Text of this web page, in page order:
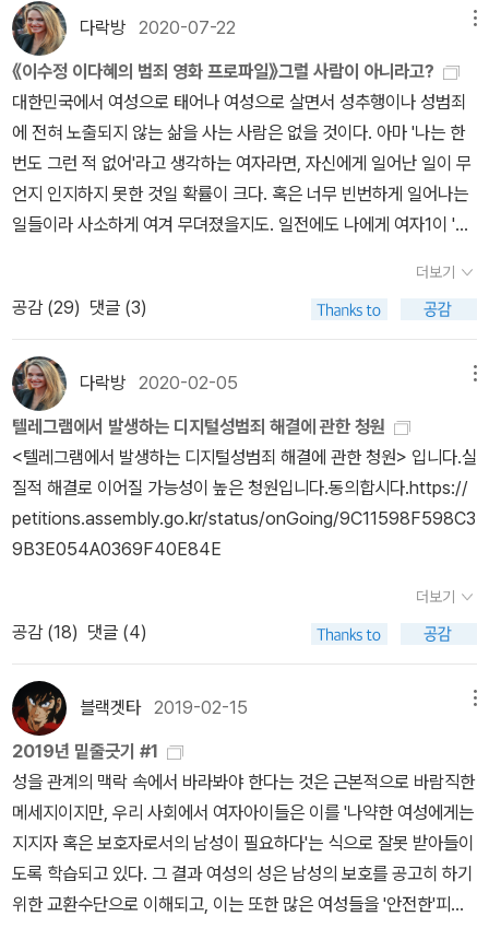
고민하는 거야?' 라고 물어보셨어요. 저는 그냥 '응'이라고 짧게 대답
했죠. 그러자 엄마가 어떤 일이 있었는지 알려달라고 해서 설명을 해
드렸어요.이후 로리의 어머니는 데이트 강간에 관해 다룬 기사를 로
리에게 주면서 읽어보기를 권했고, 로리는 '그 기사를 읽고 나서야 데
이트 강간에 대해, 그리고 나에게 어떤 일이 일어났는가에 대해 이해
하게 됐다'고 말했다. (p.192-193)어떤 부모는 강간 피해로 자식을
잃었는데, 그 사건을 통해 성범죄를 예방하는 캠페인도 했다. 자식을
다면서 액션을 취하는 것은 얼마나 대단한 일인가. 이렇게 다른 사람
을 생각하는 사람들을 마주한다는 것은 늘 벅찰 정도로 감동적이다.1
986년, 레이 대학교에 다니고 있던 진 앤은 자신의 기숙사 방에서 같
은 학교 친구에 의해 강간 및 살해를 당했다. 졸지에 딸을 잃은 하워
드, 콘스탄스 클레리 부부(펜실베니아 브린마워 거주)는 그 사건의 영
향으로 '안전 관련 질의서'를 만들어, 자녀가 진학을 고려하는 대학 당
국에 부모들이 그것을 보내도록 하는 캠페인을 벌였다. (p.276-27
7)우리, 부디 살아있자.앞서 피해를 예방하기 위한 많은 지침과 방법
들을 제시했지만, 그럼에도 막상 위험 상황에 처했을 때 당신이 가해
자를 이기거나 그의 통제로부터 탈출하기란 매우 어려울 수 있다.그
럴 때는 가해자와 타협하는 것이 당신이 할 수 있는 유일한, 그리고 가
할 일이 아니라는 것도 당신은 알아야 한다. 강간하겠다는 협박은 생
존을 위협하는 것이기에, 그에 항복하는 것은 일종의 생존 전략이다.
더욱이 가해자가 완력을 써서 당신이 성관계에 동의하도록 만들었다
면, 그것은 진정한 의미의 동의가 아니다. 어떤 형태의 폭력이나 강요
도 없이, 서로 자유롭게 합의하여 공동으로 내린 결정에 의해 성사된
것만을 동의하에 이루어진 성관계로 볼 수 있기 때문이다. 그러니 그
가 당신을 강간하도록 '내버려두었다'고 스스로를 질책하지 말라. 피
해자로서 당신이 유일하게 책임져야 할 것은 당신 자신뿐이다. 당신
이 강간당했음을 증명하기 위해 부상을 입거나 죽을 필요는 없다. 그
경우가 많다는 것이다. 그러니 '강간'이라는 생각을 할 수 없는 상황.
신고가 되는 경우가 1/5도 채 안된다고 하니, 얼마나 많은 알고 있는
사람에 의한 강간이 일어나고 있는지... 이 사례들이 미국의, 그것도 1
7년 전의 미국 사례라고 우리가 안십해도 될까? 그렇지 않을 것이란
생각이 든다. 왜냐하면 우리는 미국보다 성에 관해서는 더 보수적이
기 때문이다. 성에 관해 상당히 개방적인 미국에서도 이렇게 알고 있
는 사람에 의한 강간이 많이 일어나고, 일어나는 빈도에 비해 신고 건
수는 적고, 처벌 건수는 더욱 적은데... 우리는 이런 사건이 일어나면
'네가 처신을 잘못해서 그래'라고 하는 경우가 더 많은 나라니... 알려
지지 않은 사건이 얼마나 많을지 두려워진다. 특히 조금 권력이 있단
데... (그많은 유명인들의 성추행 사건 보도들을 보라. 이들은 잠깐의
실수라고 하거나, 기억이 안난다고 하거나, 잘못한 게 없다고 한다. 피
해자가 받을 고통은 생각도 하지 않는다. 언론도 마찬가지로 흥미 위
주로 기사를 쓰지. 피해자의 인권은, 감정은 그다지 고려하지 않는다.
이것이 피해자들이 신고를 꺼리는 이유가 되기도 한다) 어떤 통계에
서는 우리나라에서 성경험을 한 청소년들은 약 4%정도라고 하고, 이
들의 첫 성경험 평균 나이가 15세 전후라고 나와 있는데, 우리나라 나
1학년이다. 이들의 성경험이 과연 모두 합의에 의한 성관계일까? 아
닐 수도 있다는 생각이 든다. 그들에게도 이렇게 그것이 '강간 또는 성
폭행'이라는 생각없이 그냥 어쩔 수 없는 일, 일어날 수 있는 일, 또는
자신이 잘못해서, 유혹해서 생긴 일이라는 인식으로 그냥 넘어가는
경우가 많지 않았을까. 서울의 모 고등학교에서 벌어진 성추행 사건,
모 대학에서 벌어진 성추행, 성폭력 사건도 따지고 보면 그냥 쉬쉬하
고 넘어갈 뻔한 일 아니었던가. 그럼에도 오히려 피해자가 더 피해를
보는 일도 생기고 하니, 아마도 신고 없이 넘어가는 일은 우리도 비일
비재할 것이다. 하지만, 이 책은 명확하게 이야기한다. 아는 사람에 의
한 강제적 성관계, 즉 싫다는 의사 표현을 했음에도 물리력이나 또는
심리적 압박을 통해서 강제로 맺은 관계는 그것은 '썸도, 데이트도, 섹
다. 입시,능률적으로 소비되어 버린 '공부'에서 고차원적인 앎으로 가
는 중간단계가 부재한 것도 문제다. 중간단계가 없기 때문에 독자들
에게 제대로 받아들여지지 않고 철학등 깊이 있는 학문은 소수의 전
유물이 되었다. 이러한 배경 속에서 이따금 이해하지 않으려는 마음,
잘 알지 못하지만 단정지어 깎아내리려고하는 마음에 모르고 헷갈리
는 것,새로운 것, 난해한 것을 쉽게 비난하게된다. 포르노랜드에서
저자가 강연을 다니면 남성들이 질문공세를 펼치곤했다고 한다. 그들
자본주의, 남성주의ㅡ에 영합하는 방식이였고 공격적 형태를 취했다.
이런 기존질서에 매몰된 사람들은 '다른 의견'에 유독 고압적이고 이
해하려 하지 않는다. 사람들이 어떤 체제에 더 쉽게 순응하도록 하려
면 그 체계의 본질이 억압이라 할지라도, 거기에 순응하는 것에 심리
적, 사회적, 물질적 이득이 따르도록 하면 된다. P.236 게일 다인스.
포르노랜드 노예제가 존재하던 시대에 농장을 소유한 가족들은 노
예에 대한 소유권을 자연적인 것으로 보았다. 또한 여성에게 투표권
을 주지 않는 것이 '자연의 섭리'로 여겨진 적이 있었듯이, 많은 이들
에게 우리 시대의 너무나 커다란 부정의는 정상적인 경관의 일부일
뿐이다. P.103 지그문트 바우만. 『왜 우리는 불평등을 감수하는가?』
소비주의 문화는 사람 사는 세상 전체를 구석구석까지 오로지 잠재적
장에서 정해진 기준에 따라 각각의 세속적 실체에 대한 인식과 평가
를 정당화하고 촉진한다. 그러한 기준들은 고객과 상품, 소비자와 소
비재 사이에 극심한 비대칭적 관계를 확립한다. 고객과 소비자가 상
품과 소비재에서 기대하는 것은 자신의 필요와 욕구와 소망의 충족일
뿐이고, 상품과 소비재의 의미와 가치는 오로지 고객과 소비자의 기
대를 얼마나 충족시키느냐에 따라서만 주어진다.P.117 지그문트 바
우만. 『왜 우리는 불평등을 감수하는가?』곤조 포르노에서 여성들은
주체가 아니다. 그들은 의지가 박탈된 도구이자 주요 상품이기 때문
에 여러 조롱섞인 언어로 불리우고 그렇게 현실의 여성들과 분리되며
기 시작했다. 여동생이 펑펑 울었다고 한만큼 나도 울거라는 건 짐작
했지만, 그래도 처음부터 울겠냐, 밥 다 먹을 때까지는 울만한 장면이
아니라 시작일 것이다, 라고 재생했는데, 웬걸, 시작부터 눈물이 나서
아..잘못했구나, 했다.닥터 '조'는 태어나자마자 소방관 앞에 버려져
애정을 제대로 받지 못한채로 성장했고 지금 의사가 되었다. 그리고
지금, 친엄마가 어디에 사는지를 알게 되어 찾아간다. 자신의 뿌리를
알고 싶었고 친엄마를 한 번만이라도 만나보고 싶었으니까.자신이 버
려진만큼 조는 엄마에 대해 생각한 게 있었다. 분명 학업도 제대로 못
마쳤을 것이고 가난하게 살고 있을 것이라고.그러나 조가 찾아간 그
녀의 친엄마는 남편과 결혼하여 아이들, 강아지와 함께 단란하게 살
었다. 이에 조는 절망한다. 엄마가 나를 버린 게 어쩔 수 없어서가 아
니라는 생각 때문이었다. 조의 엄마는 조의 그런 원망에 하는수없이
조를 버릴 수밖에 없었던 일을 털어놓는다. 대학교1학년, 학교의 조교
가 끈질기게 데이트하자고 쫓아다녔고, 그래서 알겠다고 대답해 첫데
이트를 하게된 날, 그로부터 데이트폭력을 당했다는 것. 싫다고 이러
지말라고 하였지만 결국 조교는 대학교 1학년 학생을 강간했고, 강간
후에는 웃으면서 좋았다고 말하라고 윽박질렀다. 그날밤 조가 임신되
혼자 낳아야 했던 것. 태어난 아이를 보니 모성이 생기긴 했지만, 그러
나 아이를 따로 떼어내 생각한다는 게 불가능했다. 자꾸만 자신을 강
간한 강간범이, 그 강간이 떠올라 견딜 수 없었던 거다. 그렇게 결국
닷새만에 조의 엄마는 조를 버리고, 자신의 회복을 위해 오래 애쓰다
가, 몇년이 지난 후에야 대학원까지 진학해 과정을 마치고 결혼해 아
이를 낳고 살고있다는 거였다. 조는 그런 엄마의 이야기를 들으며 운
다. 그리고 자신의 이야기를 한다. 결혼해서 남편으로부터 폭력을 수
차례 당했던 이야기를. 임신 중에도 남편으로부터 폭력을 당했는데,
이런 상황에서 아이를 낳으면 나는 그 아이에게 해줄 수 있는게 없겠
구나, 싶어서 조는 낙태를 했다. 그 얘기를 엄마에게 하면서 조도 울고
엄마도 우는데, 테이블 위에 놓인 엄마의 손을 조가 잡으려고 하자 엄
다락방 2020-07-22
《이수정 이다혜의 범죄 영화 프로파일》그럴 사람이 아니라고?
대한민국에서 여성으로 태어나 여성으로 살면서 성추행이나 성범죄
에 전혀 노출되지 않는 삶을 사는 사람은 없을 것이다. 아마 '나는 한
번도 그런 적 없어'라고 생각하는 여자라면, 자신에게 일어난 일이 무
언지 인지하지 못한 것일 확률이 크다. 혹은 너무 빈번하게 일어나는
일들이라 사소하게 여겨 무뎌졌을지도. 일전에도 나에게 여자1이 '너
적이 없었던 것처럼 말한 적이 있는데, 여자1이 자신에게 일어난 일을
언급했을 때에 그중에는 성폭행이 있었다. 나는 너무 놀라서 경찰에
신고하라고 했지만 여자1은 응하지 않았다. 왜냐하면 여자1에게 그것
은 성폭행이 아닌, 그저 어쩌다 일어난 일이었으니까. 그때야 알았다.
많은 여자들이 자신에게 일어난 일이 무언지 모르는 채로 살거나 혹
은 인정하려 하지 않고 살고 있다는 것을. 스스로 인정하지 않는데 그
것을 내가 성폭행이라고 지적해도 될까. 그건 그녀에게 못할짓이란
생각에 나는 입을 다물었다. 이 일에 대해 나는 시간이 한참 지난 지금
까지도 가끔 생각한다. 스스로를 피해자로 생각하지 않는 사람에게
당사자도 아닌 내가 '너는 피해자'라고 말하는 것이 옳은 일일까. 나는
차마 그럴 수 없었다.내가 스물다섯에 당했던 것을 이제야 돌이켜보
고 '아 그건 사랑이 아니었구나', '지금이라면 허락하지 않을 일이었구
그렇게 대응하면 안되는 거였구나' 하게 될지도 모르겠다.그리고 아
마도 많은 여성들이 자신이 당한게 무엇인지 모르는채로 저마다의 죄
책감-갖지 않아도 좋을-을 안고 살아가고 있을 것이다.저는 강간을
당한 느낌이었지만, 강간당했다는 사실을 깨닫지는 못했어요. 그저
제 자신이 마지못해 그 행위에 참여한 듯한 느낌이었다고 할까요. 사
실 저는 그 남자보다도 저 자신을 탓했죠. 상대방이 마약을 먹이거나
때려서 여자를 쓰러뜨린 후 강간한 다음 살해했다는 것이 증명되기
전까지는, 여자한테 책임이 있는 거라고 늘 생각해 왔거든요.사건이
더보기
공감 (29) 댓글 (3)
다락방 2020-02-05
텔레그램에서 발생하는 디지털성범죄 해결에 관한 청원
<텔레그램에서 발생하는 디지털성범죄 해결에 관한 청원> 입니다.실
질적 해결로 이어질 가능성이 높은 청원입니다.동의합시다.https://
petitions.assembly.go.kr/status/onGoing/9C11598F598C3
9B3E054A0369F40E84E
더보기
공감 (18) 댓글 (4)
블랙겟타2019-02-15
2019년 밑줄긋기 #1
성을 관계의 맥락 속에서 바라봐야 한다는 것은 근본적으로 바람직한
메세지이지만, 우리 사회에서 여자아이들은 이를 '나약한 여성에게는
지지자 혹은 보호자로서의 남성이 필요하다'는 식으로 잘못 받아들이
도록 학습되고 있다. 그 결과 여성의 성은 남성의 보호를 공고히 하기
위한 교환수단으로 이해되고, 이는 또한 많은 여성들을 '안전한'피해